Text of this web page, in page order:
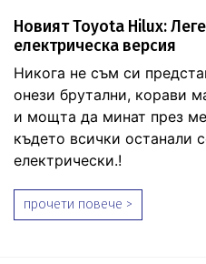
Новият Toyota Hilux:
електрическа версия
Никога не съм си
онези брутални, корави
и мощта да минат през
където всички останали
електрически.!
прочети повече >